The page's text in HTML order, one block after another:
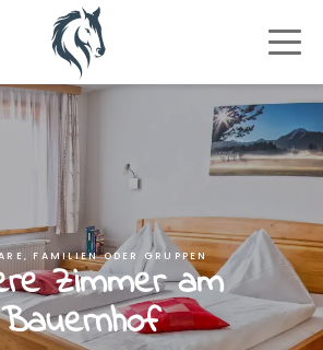
FAMILIEN ODER GRUPPEN
Zimmer am
Bauernhof